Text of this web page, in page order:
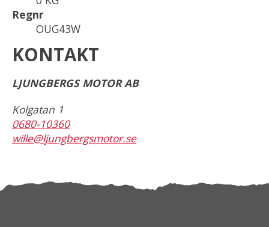
Regnr
OUG43W
KONTAKT
LJUNGBERGS MOTOR AB
Kolgatan 1
0680-10360
wille@ljungbergsmotor.se